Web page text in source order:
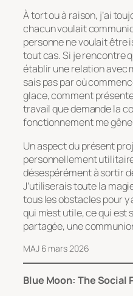
À tort ou à raison, j’ai
chacun voulait
personne ne voulait être
tout cas. Si je rencontre
établir une relation avec
sais pas par où
glace, comment
travail que demande la
fonctionnement me
Un aspect du présent
personnellement
désespérément à sortir
J’utiliserais toute la
tous les obstacles pour y
qui m’est utile, ce qui
partagée, une
MAJ 6 mars 2026
Blue Moon: The Social